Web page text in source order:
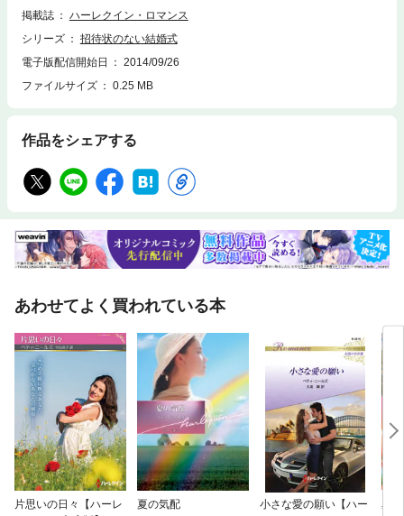
掲載誌
ハーレクイン・ロマンス
シリーズ
招待状のない結婚式
電子版配信開始日
2014/09/26
ファイルサイズ
0.25 MB
作品をシェアする
あわせてよく買われている本
片思いの日々【ハーレ
夏の気配
小さな愛の願い【ハー
星